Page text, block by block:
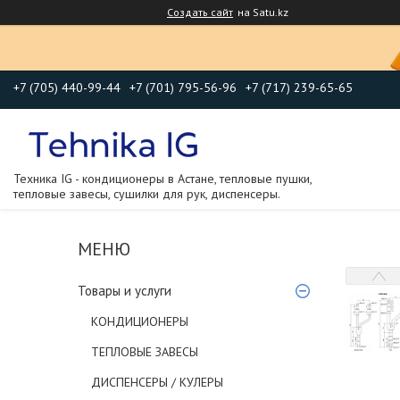
Создать сайт на Satu.kz
+7 (705) 440-99-44 +7 (701) 795-56-96 +7 (717) 239-65-65
Техника IG - кондиционеры в Астане, тепловые пушки,
тепловые завесы, сушилки для рук, диспенсеры.
Товары и услуги
КОНДИЦИОНЕРЫ
ТЕПЛОВЫЕ ЗАВЕСЫ
ДИСПЕНСЕРЫ / КУЛЕРЫ